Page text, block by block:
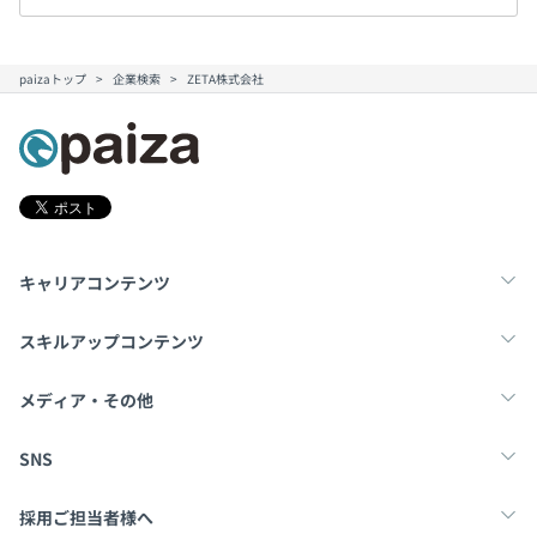
paizaトップ 企業検索 ZETA株式会社
キャリアコンテンツ
転職・キャリア
スキルアップコンテンツ
学習
メディア・その他
Tech Team Journal
SNS
X
採用ご担当者様へ